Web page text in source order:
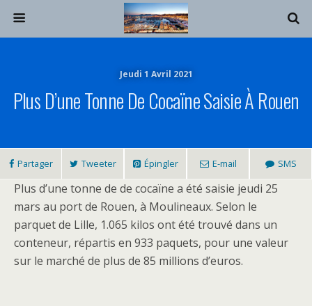
Jeudi 1 Avril 2021
Plus D’une Tonne De Cocaïne Saisie À Rouen
Partager Tweeter Épingler E-mail SMS
Plus d’une tonne de de cocaïne a été saisie jeudi 25
mars au port de Rouen, à Moulineaux. Selon le
parquet de Lille, 1.065 kilos ont été trouvé dans un
conteneur, répartis en 933 paquets, pour une valeur
sur le marché de plus de 85 millions d’euros.